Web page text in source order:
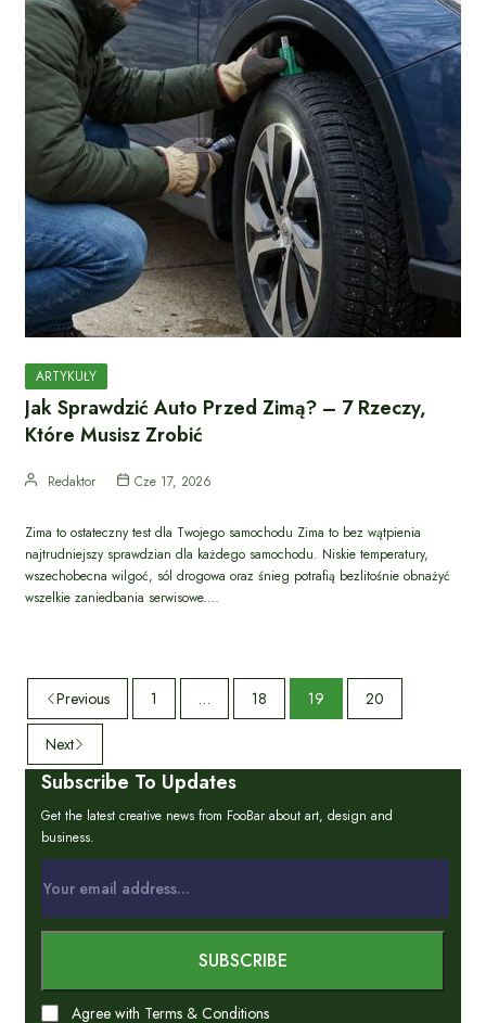
ARTYKUŁY
Jak Sprawdzić Auto Przed Zimą? – 7 Rzeczy,
Które Musisz Zrobić
Redaktor Cze 17, 2026
Zima to ostateczny test dla Twojego samochodu Zima to bez wątpienia
najtrudniejszy sprawdzian dla każdego samochodu. Niskie temperatury,
wszechobecna wilgoć, sól drogowa oraz śnieg potrafią bezlitośnie obnażyć
wszelkie zaniedbania serwisowe.…
Previous 1 … 18 19 20
Next
Subscribe To Updates
Get the latest creative news from FooBar about art, design and
business.
Agree with Terms & Conditions